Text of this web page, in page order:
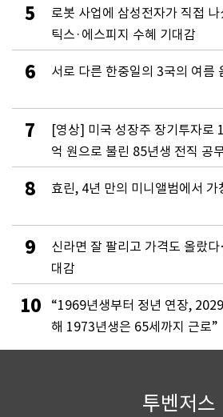
5
로봇 사업에 삼성전자가 직접
틱스·에스피지 수혜 기대감
6 서로 다른 한중일의 3국의 여름
7
[영상] 미국 성장주 장기투자로
억 원으로 불린 85년생 전직 공
8 효린, 4년 만의 미니앨범에서 가
9
신라면 잘 팔리고 가격도 올랐
대감
10
“1969년생부터 정년 연장,
해 1973년생은 65세까지 근로”
투벤저스